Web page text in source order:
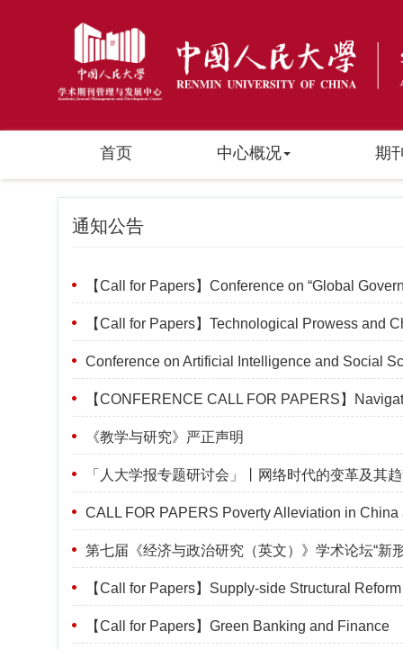
首页 中心概况 期
通知公告
【Call for Papers】Conference on “Global
【Call for Papers】Technological Prowess and
Conference on Artificial Intelligence and Social
【CONFERENCE CALL FOR PAPERS】
《教学与研究》严正声明
「人大学报专题研讨会」丨网络时代的变革及其
CALL FOR PAPERS Poverty Alleviation in China
第七届《经济与政治研究（英文）》学术论坛“新
【Call for Papers】Supply-side Structural
【Call for Papers】Green Banking and Finance